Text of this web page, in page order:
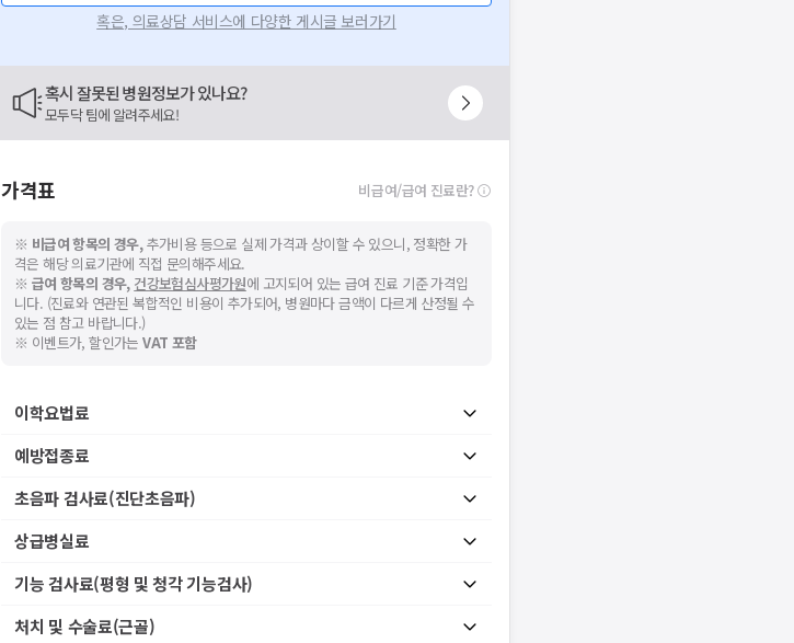
혹은, 의료상담 서비스에 다양한 게시글 보러가기
혹시 잘못된 병원정보가 있나요?
모두닥 팀에 알려주세요!
가격표 비급여/급여 진료란?
※ 비급여 항목의 경우,추가비용 등으로 실제 가격과 상이할 수 있으니, 정확한 가
격은 해당 의료기관에 직접 문의해주세요.
※ 급여 항목의 경우, 건강보험심사평가원에 고지되어 있는 급여 진료 기준 가격입
니다. (진료와 연관된 복합적인 비용이 추가되어, 병원마다 금액이 다르게 산정될 수
있는 점 참고 바랍니다.)
※ 이벤트가, 할인가는VAT 포함
이학요법료
예방접종료
초음파 검사료(진단초음파)
상급병실료
기능 검사료(평형 및 청각 기능검사)
처치 및 수술료(근골)